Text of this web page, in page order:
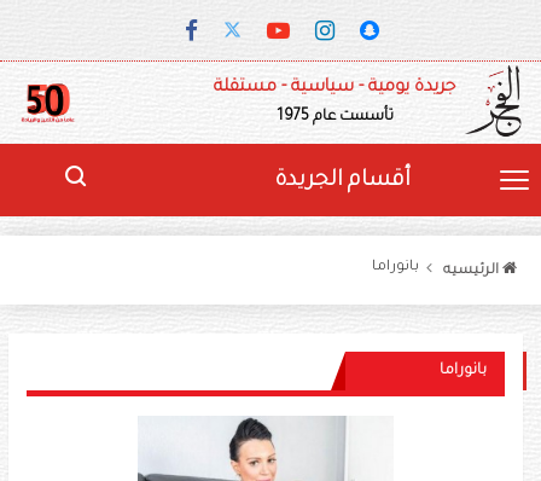
جريدة يومية - سياسية - مستقلة
تأسست عام 1975
أقسام الجريدة
الرئيسيه بانوراما
بانوراما